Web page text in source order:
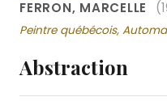
FERRON, MARCELLE
Peintre québécois,
Abstraction